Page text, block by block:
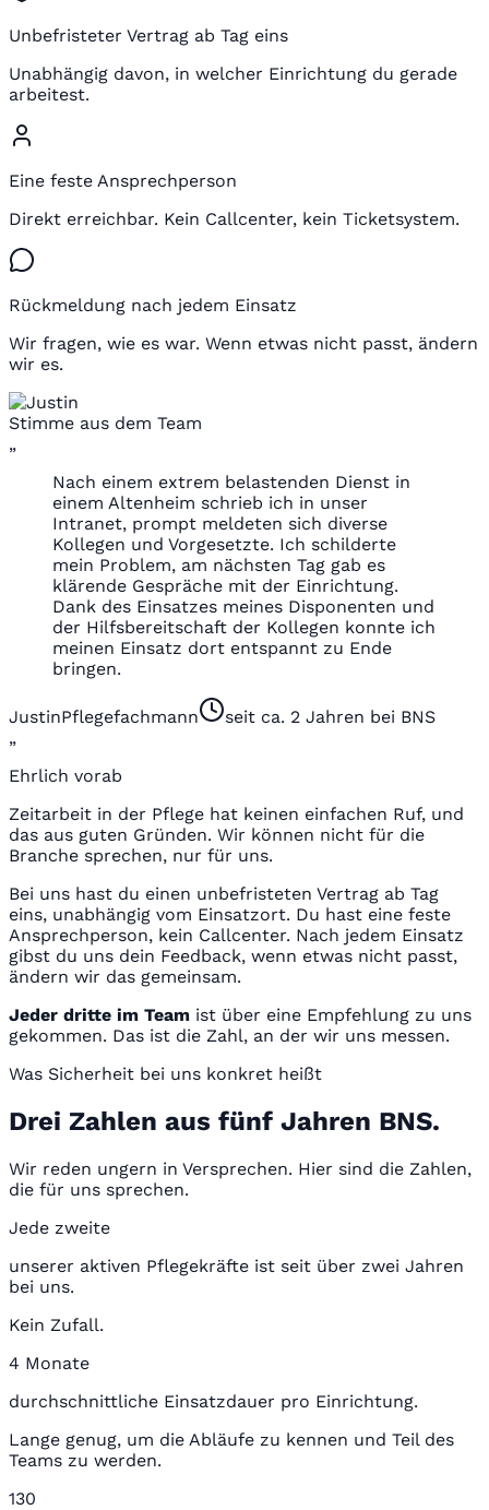
Unbefristeter Vertrag ab Tag eins
Unabhängig davon, in welcher Einrichtung du gerade
arbeitest.
Eine feste Ansprechperson
Direkt erreichbar. Kein Callcenter, kein Ticketsystem.
Rückmeldung nach jedem Einsatz
Wir fragen, wie es war. Wenn etwas nicht passt, ändern
wir es.
Stimme aus dem Team
„
Nach einem extrem belastenden Dienst in
einem Altenheim schrieb ich in unser
Intranet, prompt meldeten sich diverse
Kollegen und Vorgesetzte. Ich schilderte
mein Problem, am nächsten Tag gab es
klärende Gespräche mit der Einrichtung.
Dank des Einsatzes meines Disponenten und
der Hilfsbereitschaft der Kollegen konnte ich
meinen Einsatz dort entspannt zu Ende
bringen.
JustinPflegefachmann
seit ca. 2 Jahren bei BNS
„
Ehrlich vorab
Zeitarbeit in der Pflege hat keinen einfachen Ruf, und
das aus guten Gründen. Wir können nicht für die
Branche sprechen, nur für uns.
Bei uns hast du einen unbefristeten Vertrag ab Tag
eins, unabhängig vom Einsatzort. Du hast eine feste
Ansprechperson, kein Callcenter. Nach jedem Einsatz
gibst du uns dein Feedback, wenn etwas nicht passt,
ändern wir das gemeinsam.
Jeder dritte im Team ist über eine Empfehlung zu uns
gekommen. Das ist die Zahl, an der wir uns messen.
Was Sicherheit bei uns konkret heißt
Drei Zahlen aus fünf Jahren BNS.
Wir reden ungern in Versprechen. Hier sind die Zahlen,
die für uns sprechen.
Jede zweite
unserer aktiven Pflegekräfte ist seit über zwei Jahren
bei uns.
Kein Zufall.
4 Monate
durchschnittliche Einsatzdauer pro Einrichtung.
Lange genug, um die Abläufe zu kennen und Teil des
Teams zu werden.
130